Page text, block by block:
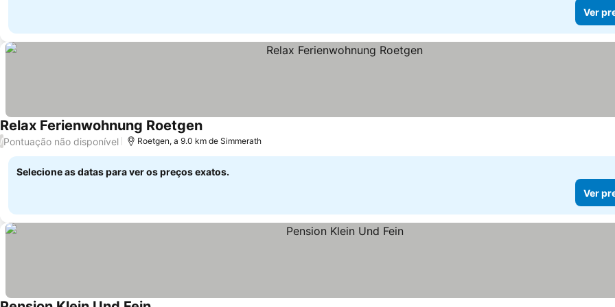
Ver
Relax Ferienwohnung Roetgen
/Pontuação não disponível Roetgen, a 9.0 km de Simmerath
Selecione as datas para ver os preços exatos.
Ver